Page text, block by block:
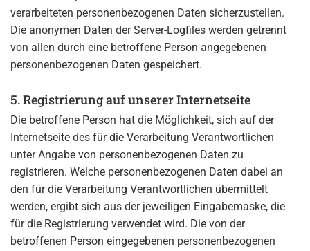
verarbeiteten personenbezogenen Daten sicherzustellen.
Die anonymen Daten der Server-Logfiles werden getrennt
von allen durch eine betroffene Person angegebenen
personenbezogenen Daten gespeichert.
5. Registrierung auf unserer Internetseite
Die betroffene Person hat die Möglichkeit, sich auf der
Internetseite des für die Verarbeitung Verantwortlichen
unter Angabe von personenbezogenen Daten zu
registrieren. Welche personenbezogenen Daten dabei an
den für die Verarbeitung Verantwortlichen übermittelt
werden, ergibt sich aus der jeweiligen Eingabemaske, die
für die Registrierung verwendet wird. Die von der
betroffenen Person eingegebenen personenbezogenen